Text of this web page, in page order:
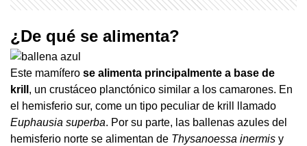
¿De qué se alimenta?
Este mamífero se alimenta principalmente a base de
krill , un crustáceo planctónico similar a los camarones. En
el hemisferio sur, come un tipo peculiar de krill llamado
Euphausia superba. Por su parte, las ballenas azules del
hemisferio norte se alimentan de Thysanoessa inermis y